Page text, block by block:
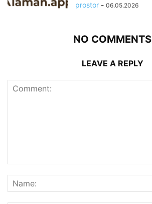
prostor - 06.05.2026
NO COMMENTS
LEAVE A REPLY